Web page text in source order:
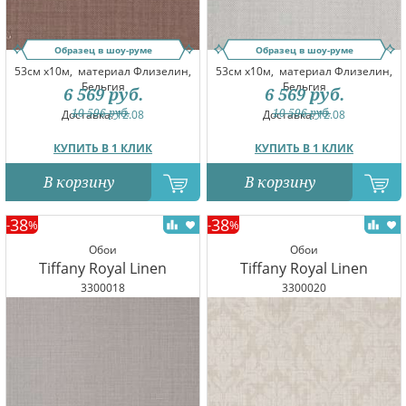
Образец в шоу-руме
53см x10м, материал Флизелин,
Бельгия
Доставка:12.08
КУПИТЬ В 1 КЛИК
10 596руб.
6 569 руб.
В корзину
Образец в шоу-руме
53см x10м, материал Флизелин,
Бельгия
Доставка:12.08
КУПИТЬ В 1 КЛИК
10 596руб.
6 569 руб.
В корзину
Обои
Tiffany Royal Linen
3300018
-38%
Обои
Tiffany Royal Linen
3300020
-38%